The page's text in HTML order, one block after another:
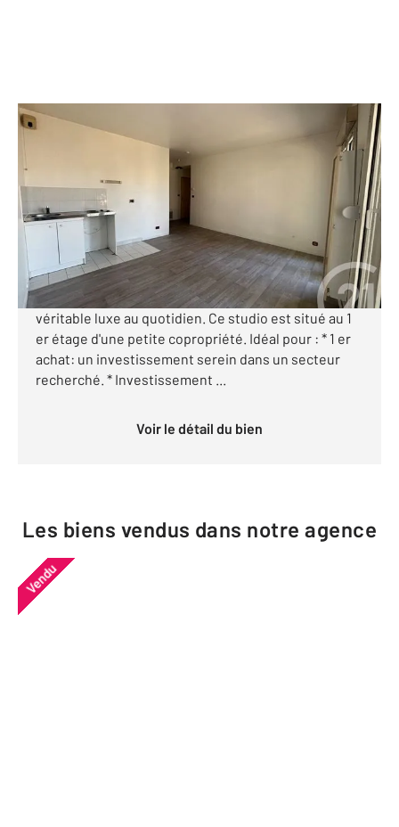
MEAUX 77
, 1 pièce
Appartement à vendre
99 000 €
Visiter le site dédié
MEAUX, studio de 27 m² avec vue sur la marne, un
véritable luxe au quotidien. Ce studio est situé au 1
er étage d'une petite copropriété. Idéal pour : * 1 er
achat: un investissement serein dans un secteur
recherché. * Investissement ...
Voir le détail du bien
Les biens vendus dans notre agence
Vendu